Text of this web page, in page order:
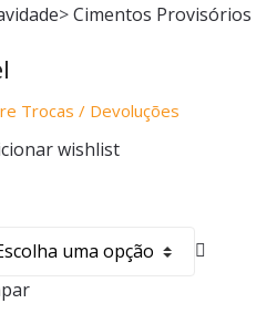
>Cimentos Provisórios
Trocas / Devoluções
wishlist